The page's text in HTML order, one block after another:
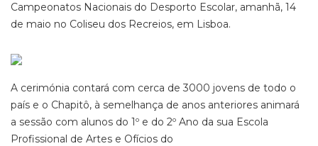
Campeonatos Nacionais do Desporto Escolar, amanhã, 14
de maio no Coliseu dos Recreios, em Lisboa.
A cerimónia contará com cerca de 3000 jovens de todo o
país e o Chapitô, à semelhança de anos anteriores animará
a sessão com alunos do 1º e do 2º Ano da sua Escola
Profissional de Artes e Ofícios do